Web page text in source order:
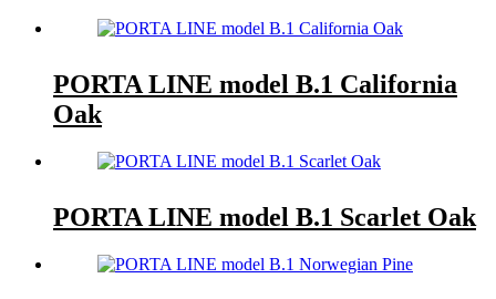
PORTA LINE model B.1 California
Oak
PORTA LINE model B.1 Scarlet Oak